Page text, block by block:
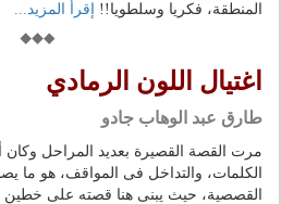
المنطقة، فكريا وسلطويا!!
إقرأ المزيد...
اغتيال اللون الرمادي
طارق عبد الوهاب جادو
مرت القصة القصيرة بعديد المراحل وكان
الكلمات، والتداخل فى المواقف، هو ما
القصصية، حيث يبنى هنا قصته على خطين